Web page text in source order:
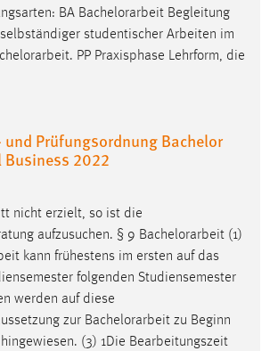
BA Bachelorarbeit Begleitung
studentischer Arbeiten im
. PP Praxisphase Lehrform, die
und Prüfungsordnung Bachelor
2022
nicht erzielt, so ist die
aufzusuchen. § 9 Bachelorarbeit (1)
kann frühestens im ersten auf das
folgenden Studiensemester
werden auf diese
zur Bachelorarbeit zu Beginn
(3) 1Die Bearbeitungszeit